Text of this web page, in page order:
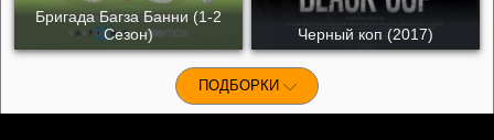
Бригада Багза Банни (1-2
Сезон)
Черный коп (2017)
ПОДБОРКИ